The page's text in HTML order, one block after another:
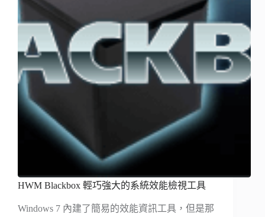
HWM Blackbox 輕巧強大的系統效能檢視工具
Windows 7 內建了簡易的效能資訊工具，但是那